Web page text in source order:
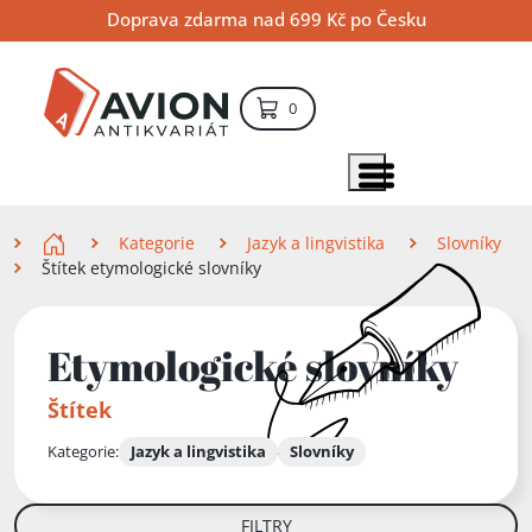
na
obsah
na
navigaci
na
vyhledávání
Doprava zdarma nad 699 Kč po Česku
0položek – košík
Zobrazit položky menu
Kategorie Jazyk a lingvistika
Slovníky
Štítek etymologické slovníky
Etymologické slovníky
Štítek
Kategorie: Jazyk a lingvistika Slovníky
FILTRY